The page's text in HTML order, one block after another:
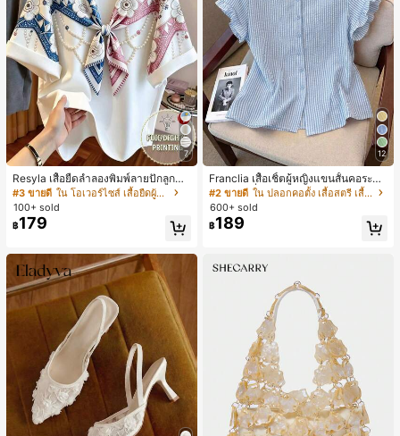
7
Resyla เสื้อยืดลำลองพิมพ์ลายปักลูกปัด
รูปโบว์ขนาดใหญ่สำหรับผู้หญิง
#3 ขายดี
ใน โอเวอร์ไซส์ เสื้อยืดผู้หญิง
100+ sold
฿179
12
Franclia เสื้อเชิ้ตผู้หญิงแขนสั้นคอระบา
ยกระดุมเดี่ยวลายทาง
#2 ขายดี
ใน ปลอกคอตั้ง เสื้อสตรี เสื้อเบลาส์ & Tee
600+ sold
฿189